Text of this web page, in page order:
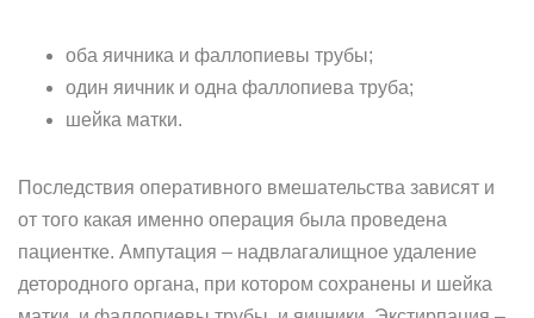
оба яичника и фаллопиевы трубы;
один яичник и одна фаллопиева труба;
шейка матки.
Последствия оперативного вмешательства зависят и
от того какая именно операция была проведена
пациентке. Ампутация – надвлагалищное удаление
детородного органа, при котором сохранены и шейка